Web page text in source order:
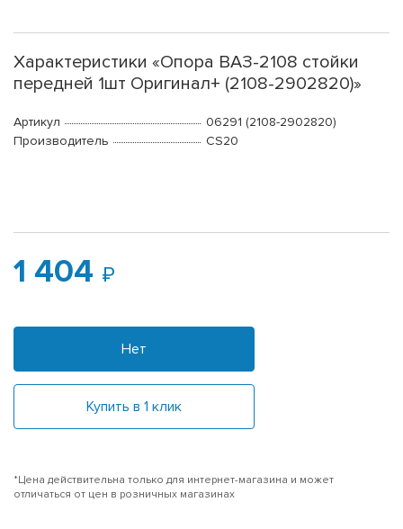
Характеристики «Опора ВАЗ-2108 стойки
передней 1шт Оригинал+ (2108-2902820)»
Артикул
06291 (2108-2902820)
Производитель
CS20
1 404
Нет
Купить в 1 клик
*Цена действительна только для интернет-магазина и может
отличаться от цен в розничных магазинах